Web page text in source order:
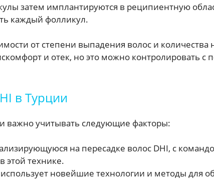
затем имплантируются в реципиентную
каждый фолликул.
от степени выпадения волос и
и отек, но это можно контролировать
в Турции
важно учитывать следующие факторы:
на пересадке волос DHI, с
этой технике.
новейшие технологии и методы для